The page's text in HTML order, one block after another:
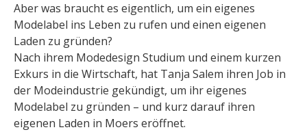
Aber was braucht es eigentlich, um ein eigenes
Modelabel ins Leben zu rufen und einen eigenen
Laden zu gründen?
Nach ihrem Modedesign Studium und einem kurzen
Exkurs in die Wirtschaft, hat Tanja Salem ihren Job in
der Modeindustrie gekündigt, um ihr eigenes
Modelabel zu gründen – und kurz darauf ihren
eigenen Laden in Moers eröffnet.